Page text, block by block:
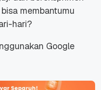
membantumu
hari?
Google